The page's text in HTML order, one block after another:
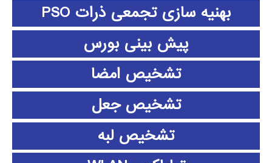
بهنیه سازی تجمعی ذرات PSO
پیش بینی بورس
تشخیص امضا
تشخیص جعل
تشخیص لبه